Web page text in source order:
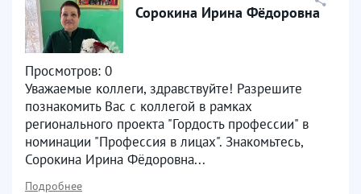
Сорокина Ирина Фёдоровна
Просмотров: 0
Уважаемые коллеги, здравствуйте! Разрешите
познакомить Вас с коллегой в рамках
регионального проекта "Гордость профессии" в
номинации "Профессия в лицах". Знакомьтесь,
Сорокина Ирина Фёдоровна...
Подробнее